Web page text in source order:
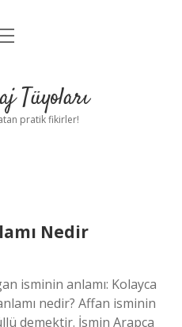
UyarıTüyoları
pratik fikirler!
Nedir
isminin anlamı: Kolayca
nedir? Affan isminin
demektir. İsmin Arapça